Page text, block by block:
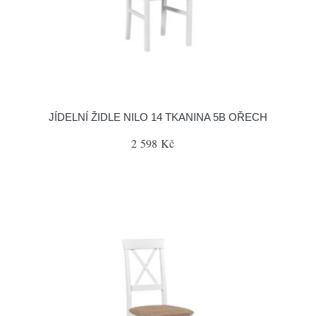
JÍDELNÍ ŽIDLE NILO 14 TKANINA 5B OŘECH
2 598 Kč